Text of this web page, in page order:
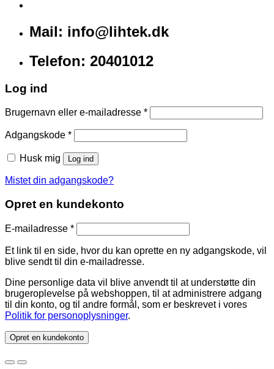
Mail: info@lihtek.dk
Telefon: 20401012
Log ind
Brugernavn eller e-mailadresse *
Adgangskode *
Husk mig Log ind
Mistet din adgangskode?
Opret en kundekonto
E-mailadresse *
Et link til en side, hvor du kan oprette en ny adgangskode, vil
blive sendt til din e-mailadresse.
Dine personlige data vil blive anvendt til at understøtte din
brugeroplevelse på webshoppen, til at administrere adgang
til din konto, og til andre formål, som er beskrevet i vores
Politik for personoplysninger.
Opret en kundekonto